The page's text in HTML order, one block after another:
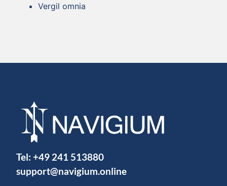
Vergil omnia
Tel: +49 241 513880
support@navigium.online